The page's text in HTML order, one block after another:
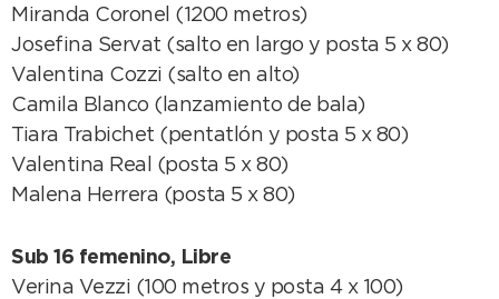
Miranda Coronel (1200 metros)
Josefina Servat (salto en largo y posta 5 x 80)
Valentina Cozzi (salto en alto)
Camila Blanco (lanzamiento de bala)
Tiara Trabichet (pentatlón y posta 5 x 80)
Valentina Real (posta 5 x 80)
Malena Herrera (posta 5 x 80)
Sub 16 femenino, Libre
Verina Vezzi (100 metros y posta 4 x 100)